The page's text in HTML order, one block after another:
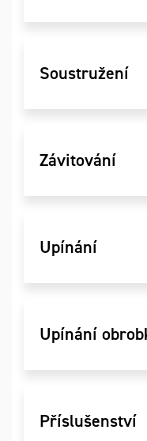
Soustružení
Závitování
Upínání
Upínání
Příslušenství